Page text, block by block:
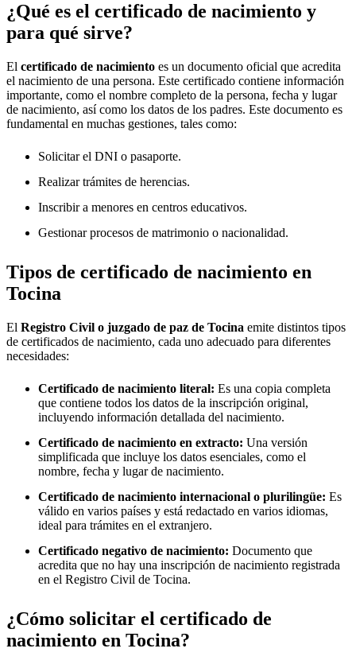
¿Qué es el certificado de nacimiento y
para qué sirve?
El certificado de nacimiento es un documento oficial que acredita
el nacimiento de una persona. Este certificado contiene información
importante, como el nombre completo de la persona, fecha y lugar
de nacimiento, así como los datos de los padres. Este documento es
fundamental en muchas gestiones, tales como:
Solicitar el DNI o pasaporte.
Realizar trámites de herencias.
Inscribir a menores en centros educativos.
Gestionar procesos de matrimonio o nacionalidad.
Tipos de certificado de nacimiento en
Tocina
El Registro Civil o juzgado de paz de Tocina emite distintos tipos
de certificados de nacimiento, cada uno adecuado para diferentes
necesidades:
Certificado de nacimiento literal: Es una copia completa
que contiene todos los datos de la inscripción original,
incluyendo información detallada del nacimiento.
Certificado de nacimiento en extracto: Una versión
simplificada que incluye los datos esenciales, como el
nombre, fecha y lugar de nacimiento.
Certificado de nacimiento internacional o plurilingüe: Es
válido en varios países y está redactado en varios idiomas,
ideal para trámites en el extranjero.
Certificado negativo de nacimiento: Documento que
acredita que no hay una inscripción de nacimiento registrada
en el Registro Civil de Tocina.
¿Cómo solicitar el certificado de
nacimiento en Tocina?